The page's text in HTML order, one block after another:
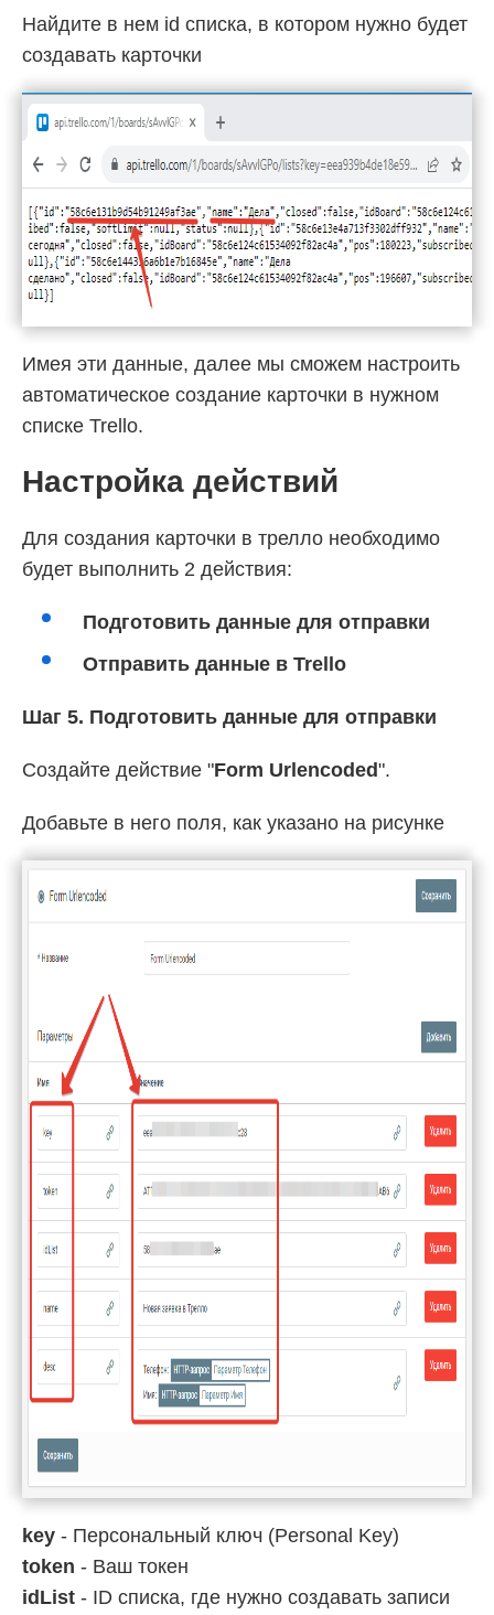
Найдите в нем id списка, в котором нужно будет
создавать карточки
Имея эти данные, далее мы сможем настроить
автоматическое создание карточки в нужном
списке Trello.
Настройка действий
Для создания карточки в трелло необходимо
будет выполнить 2 действия:
Подготовить данные для отправки
Отправить данные в Trello
Шаг 5. Подготовить данные для отправки
Создайте действие "Form Urlencoded".
Добавьте в него поля, как указано на рисунке
key - Персональный ключ (Personal Key)
token - Ваш токен
idList - ID списка, где нужно создавать записи